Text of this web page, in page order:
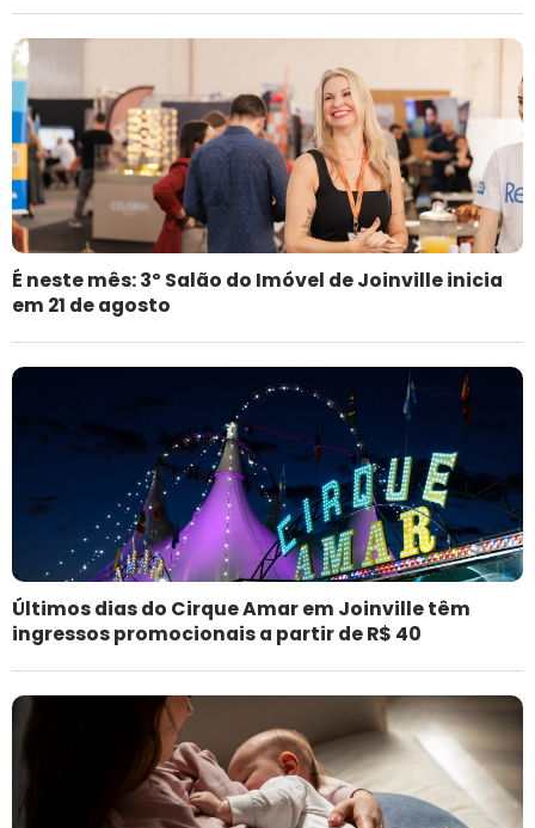
É neste mês: 3º Salão do Imóvel de Joinville inicia
em 21 de agosto
Últimos dias do Cirque Amar em Joinville têm
ingressos promocionais a partir de R$ 40